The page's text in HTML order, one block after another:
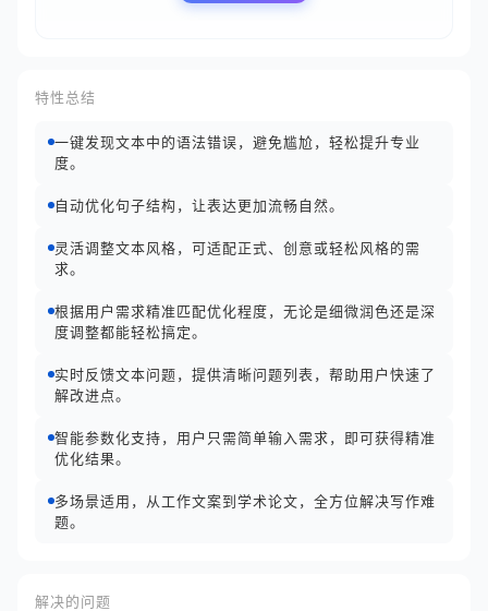
特性总结
一键发现文本中的语法错误，避免尴尬，轻松提升专业
度。
自动优化句子结构，让表达更加流畅自然。
灵活调整文本风格，可适配正式、创意或轻松风格的需
求。
根据用户需求精准匹配优化程度，无论是细微润色还是深
度调整都能轻松搞定。
实时反馈文本问题，提供清晰问题列表，帮助用户快速了
解改进点。
智能参数化支持，用户只需简单输入需求，即可获得精准
优化结果。
多场景适用，从工作文案到学术论文，全方位解决写作难
题。
解决的问题